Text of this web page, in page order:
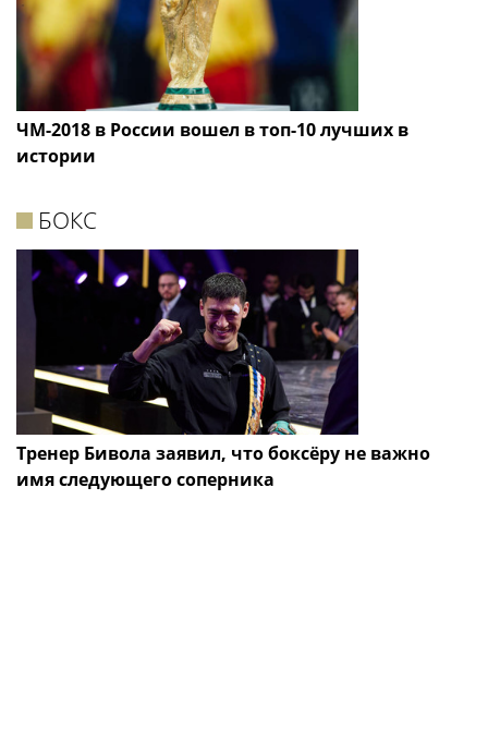
ЧМ-2018 в России вошел в топ-10 лучших в
истории
БОКС
Тренер Бивола заявил, что боксёру не важно
имя следующего соперника